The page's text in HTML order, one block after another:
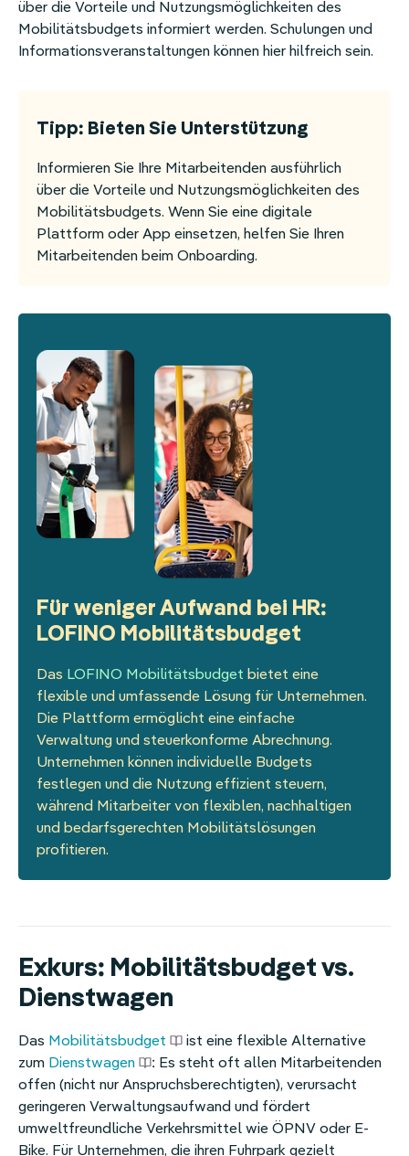
über die Vorteile und Nutzungsmöglichkeiten des
Mobilitätsbudgets informiert werden. Schulungen und
Informationsveranstaltungen können hier hilfreich sein.
Tipp: Bieten Sie Unterstützung
Informieren Sie Ihre Mitarbeitenden ausführlich
über die Vorteile und Nutzungsmöglichkeiten des
Mobilitätsbudgets. Wenn Sie eine digitale
Plattform oder App einsetzen, helfen Sie Ihren
Mitarbeitenden beim Onboarding.
Für weniger Aufwand bei HR:
LOFINO Mobilitätsbudget
Das LOFINO Mobilitätsbudget bietet eine
flexible und umfassende Lösung für Unternehmen.
Die Plattform ermöglicht eine einfache
Verwaltung und steuerkonforme Abrechnung.
Unternehmen können individuelle Budgets
festlegen und die Nutzung effizient steuern,
während Mitarbeiter von flexiblen, nachhaltigen
und bedarfsgerechten Mobilitätslösungen
profitieren.
Exkurs: Mobilitätsbudget vs.
Dienstwagen
Das Mobilitätsbudget
ist eine flexible Alternative
zum Dienstwagen
: Es steht oft allen Mitarbeitenden
offen (nicht nur Anspruchsberechtigten), verursacht
geringeren Verwaltungsaufwand und fördert
umweltfreundliche Verkehrsmittel wie ÖPNV oder E-
Bike. Für Unternehmen, die ihren Fuhrpark gezielt